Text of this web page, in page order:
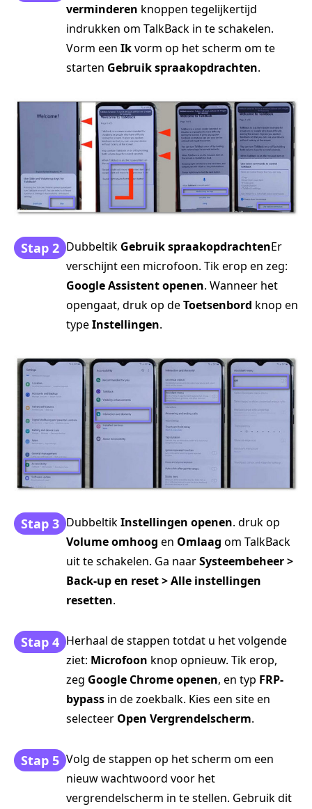
verminderen knoppen tegelijkertijd
indrukken om TalkBack in te schakelen.
Vorm een Ikvorm op het scherm om te
starten Gebruik spraakopdrachten.
Stap 2 Dubbeltik Gebruik spraakopdrachtenEr
verschijnt een microfoon. Tik erop en zeg:
Google Assistent openen. Wanneer het
opengaat, druk op deToetsenbord knop en
typeInstellingen.
Stap 3 DubbeltikInstellingen openen. druk op
Volume omhoog en Omlaag om TalkBack
uit te schakelen. Ga naarSysteembeheer >
Back-up en reset > Alle instellingen
resetten.
Stap 4 Herhaal de stappen totdat u het volgende
ziet: Microfoon knop opnieuw. Tik erop,
zeg Google Chrome openen, en typ FRP-
bypass in de zoekbalk. Kies een site en
selecteer Open Vergrendelscherm.
Stap 5 Volg de stappen op het scherm om een
nieuw wachtwoord voor het
vergrendelscherm in te stellen. Gebruik dit